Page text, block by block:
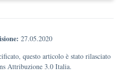
27.05.2020
questo articolo è stato rilasciato
Attribuzione 3.0 Italia.